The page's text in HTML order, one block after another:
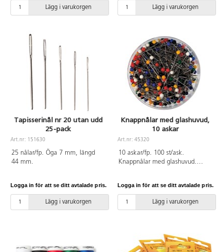
Lägg i varukorgen Lägg i varukorgen
Tapisserinål nr 20 utan udd
25-pack
Art.nr: 151630
25 nålar/fp. Öga 7 mm, längd
44 mm.
Logga in för att se ditt avtalade pris.
Lägg i varukorgen
Knappnålar med glashuvud,
10 askar
Art.nr: 45320
10 askar/fp. 100 st/ask.
Knappnålar med glashuvud.
Logga in för att se ditt avtalade pris.
Lägg i varukorgen